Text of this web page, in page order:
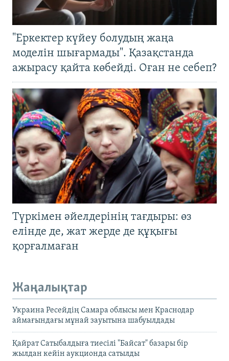
"Еркектер күйеу болудың жаңа
моделін шығармады". Қазақстанда
ажырасу қайта көбейді. Оған не себеп?
Түркімен әйелдерінің тағдыры: өз
елінде де, жат жерде де құқығы
қорғалмаған
Жаңалықтар
Украина Ресейдің Самара облысы мен Краснодар
аймағындағы мұнай зауытына шабуылдады
Қайрат Сатыбалдыға тиесілі "Байсат" базары бір
жылдан кейін аукционда сатылды